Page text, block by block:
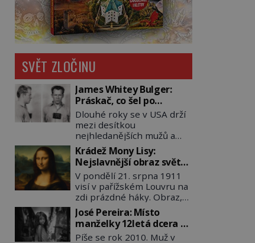
SVĚT ZLOČINU
James Whitey Bulger:
Práskač, co šel po
práskačích
Dlouhé roky se v USA drží
mezi desítkou
nejhledanějších mužů a
dopracuje to až na číslo
dvě – hned po Usámovi bin
Ládinovi (1957–2011). To je
James „Whitey“ Bulger
(1929–2018) viněný ze
spoluúčasti na 19
vraždách, vydírání a lichvy.
A samozřejmě, krom toho
je ještě drogový dealer,
Krádež Mony Lisy:
Nejslavnější obraz světa
zůstane dva roky
nezvěstný
V pondělí 21. srpna 1911
visí v pařížském Louvru na
zdi prázdné háky. Obraz,
který dnes zná celý svět, je
pryč. Zpočátku si nikdo
nemyslí, že jde o krádež.
Zaměstnanci jsou
José Pereira: Místo
manželky 12letá dcera –
a sousedi o všem vědí!
Píše se rok 2010. Muž v